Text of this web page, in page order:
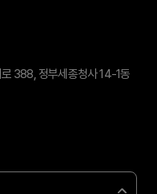
388, 정부세종청사 14-1동